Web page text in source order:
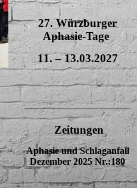
27. Würzburger
Aphasie-Tage
11. – 13.03.2027
Zeitungen
Aphasie und Schlaganfall
Dezember 2025 Nr.:180